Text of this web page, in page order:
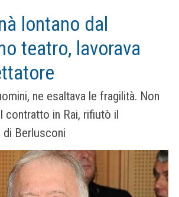
lontano dal
teatro, lavorava
ne esaltava le fragilità. Non
contratto in Rai, rifiutò il
Berlusconi